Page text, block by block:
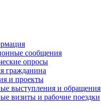
сообщения
опросы
гражданина
и проекты
выступления и обращения
визиты и рабочие поездки